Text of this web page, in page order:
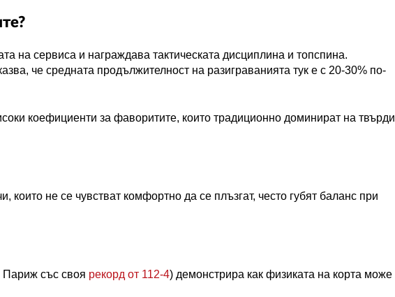
на сервиса и награждава тактическата дисциплина и топспина.
че средната продължителност на разиграванията тук е с 20-30% по-
коефициенти за фаворитите, които традиционно доминират на твърди
не се чувстват комфортно да се плъзгат, често губят баланс при
Париж със своя рекорд от 112-4) демонстрира как физиката на корта може